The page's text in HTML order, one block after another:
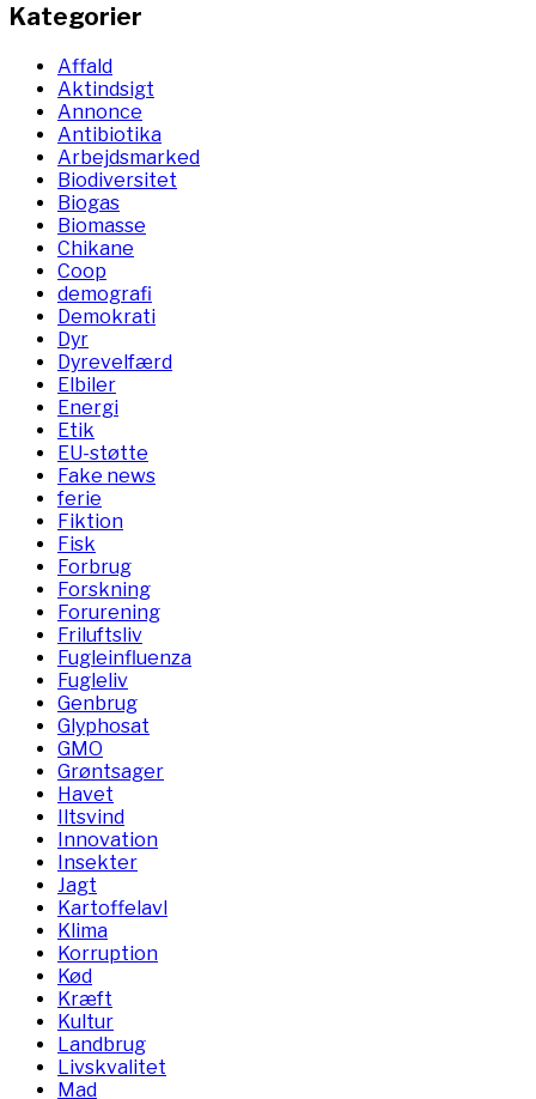
Kategorier
Affald
Aktindsigt
Annonce
Antibiotika
Arbejdsmarked
Biodiversitet
Biogas
Biomasse
Chikane
Coop
demografi
Demokrati
Dyr
Dyrevelfærd
Elbiler
Energi
Etik
EU-støtte
Fake news
ferie
Fiktion
Fisk
Forbrug
Forskning
Forurening
Friluftsliv
Fugleinfluenza
Fugleliv
Genbrug
Glyphosat
GMO
Grøntsager
Havet
Iltsvind
Innovation
Insekter
Jagt
Kartoffelavl
Klima
Korruption
Kød
Kræft
Kultur
Landbrug
Livskvalitet
Mad